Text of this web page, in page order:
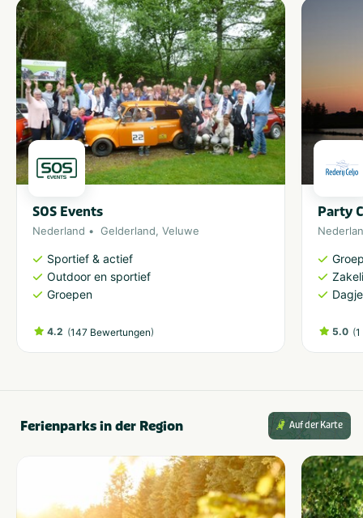
High Tea bis hin zu warmen und kalten Buffets anbieten.
Behinderte Personen
Das Schiff verfügt über eine Toilette für Behinderte.
Segelbereich
Die Carpe Diem kann in den Niederlanden, Deutschland
und Belgien eingesetzt werden.
SOS Events
Nederland Gelderland, Veluwe
Sportief & actief
Outdoor en sportief
Groepen
4.2 (147 Bewertungen)
Party
5.0 (
Ferienparks in der Region Auf der Karte